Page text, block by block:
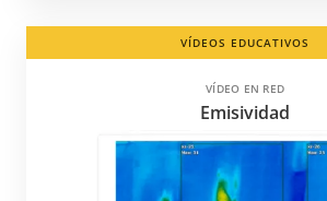
VÍDEOS EDUCATIVOS
VÍDEO EN RED
Emisividad